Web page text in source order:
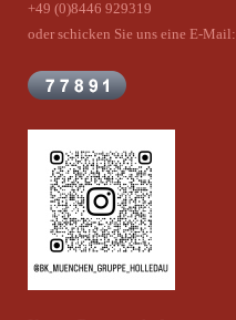
+49 (0)8446 929319
oder schicken Sie uns eine E-Mail: